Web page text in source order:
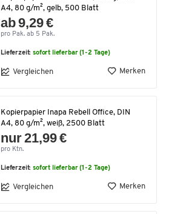
A4, 80 g/m², gelb, 500 Blatt
ab 9,29 €
pro Pak. ab 5 Pak.
Lieferzeit:sofort lieferbar (1-2 Tage)
Vergleichen Merken
Kopierpapier Inapa Rebell Office, DIN
A4, 80 g/m², weiß, 2500 Blatt
nur 21,99 €
pro Ktn.
Lieferzeit:sofort lieferbar (1-2 Tage)
Vergleichen Merken